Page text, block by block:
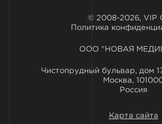
© 2008-2026, VIP
Политика
ООО "НОВАЯ
Чистопрудный бульвар, дом
Москва,
Россия
Карта сайта